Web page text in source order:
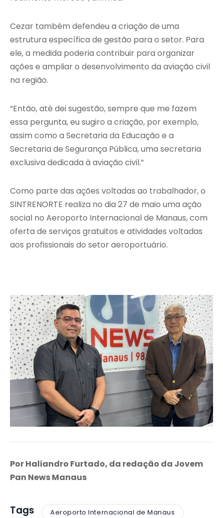
Cezar também defendeu a criação de uma
estrutura específica de gestão para o setor. Para
ele, a medida poderia contribuir para organizar
ações e ampliar o desenvolvimento da aviação civil
na região.
“Então, até dei sugestão, sempre que me fazem
essa pergunta, eu sugiro a criação, por exemplo,
assim como a Secretaria da Educação e a
Secretaria de Segurança Pública, uma secretaria
exclusiva dedicada à aviação civil.”
Como parte das ações voltadas ao trabalhador, o
SINTRENORTE realiza no dia 27 de maio uma ação
social no Aeroporto Internacional de Manaus, com
oferta de serviços gratuitos e atividades voltadas
aos profissionais do setor aeroportuário.
Por Haliandro Furtado, da redação da Jovem
Pan News Manaus
Tags Aeroporto Internacional de Manaus